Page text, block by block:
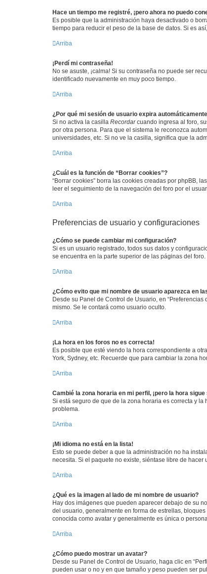
Hace un tiempo me registré, ¡pero ahora no puedo
Es posible que la administración haya desactivado o
tiempo para reducir el peso de la base de datos. Si es
Arriba
¡Perdí mi contraseña!
No se asuste, ¡calma! Si su contraseña no puede ser
identificado nuevamente en muy poco tiempo.
Arriba
¿Por qué mi sesión de usuario expira
Si no activa la casilla Recordarcuando ingresa al foro,
por otra persona. Para que el sistema le reconozca
universidades, etc. Si no ve la casilla, significa que la
Arriba
¿Cuál es la función de “Borrar cookies”?
“Borrar cookies” borra las cookies creadas por phpBB,
leer el seguimiento de la navegación del foro por el
Arriba
Preferencias de usuario y configuraciones
¿Cómo se puede cambiar mi configuración?
Si es un usuario registrado, todos sus datos y
se encuentra en la parte superior de las páginas del
Arriba
¿Cómo evito que mi nombre de usuario aparezca en
Desde su Panel de Control de Usuario, en “Preferencias
mismo. Se le contará como usuario oculto.
Arriba
¡La hora en los foros no es correcta!
Es posible que esté viendo la hora correspondiente a
York, Sydney, etc. Recuerde que para cambiar la zona
Arriba
Cambié la zona horaria en mi perfil, ¡pero la hora
Si está seguro de que de la zona horaria es correcta y
problema.
Arriba
¡Mi idioma no está en la lista!
Esto se puede deber a que la administración no ha
necesita. Si el paquete no existe, siéntase libre de
Arriba
¿Qué es la imagen al lado de mi nombre de usuario?
Hay dos imágenes que pueden aparecer debajo de su
del usuario, generalmente en forma de estrellas,
conocida como avatar y generalmente es única o
Arriba
¿Cómo puedo mostrar un avatar?
Desde su Panel de Control de Usuario, haga clic en
pueden usar o no y en que tamaño y peso pueden ser